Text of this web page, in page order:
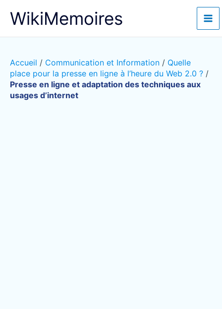
WikiMemoires
Accueil / Communication et Information / Quelle
place pour la presse en ligne à l’heure du Web 2.0 ? /
Presse en ligne et adaptation des techniques aux
usages d’internet